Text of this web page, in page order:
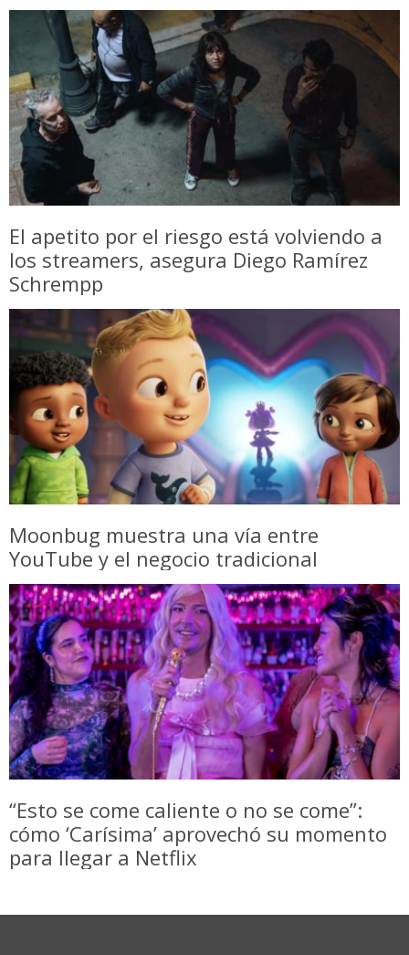
El apetito por el riesgo está volviendo a
los streamers, asegura Diego Ramírez
Schrempp
Moonbug muestra una vía entre
YouTube y el negocio tradicional
“Esto se come caliente o no se come”:
cómo ‘Carísima’ aprovechó su momento
para llegar a Netflix